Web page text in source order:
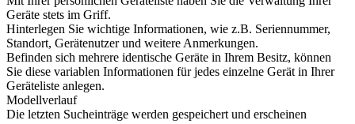
Geräte stets im Griff.
Hinterlegen Sie wichtige Informationen, wie z.B. Seriennummer,
Standort, Gerätenutzer und weitere Anmerkungen.
Befinden sich mehrere identische Geräte in Ihrem Besitz, können
Sie diese variablen Informationen für jedes einzelne Gerät in Ihrer
Geräteliste anlegen.
Modellverlauf
Die letzten Sucheinträge werden gespeichert und erscheinen